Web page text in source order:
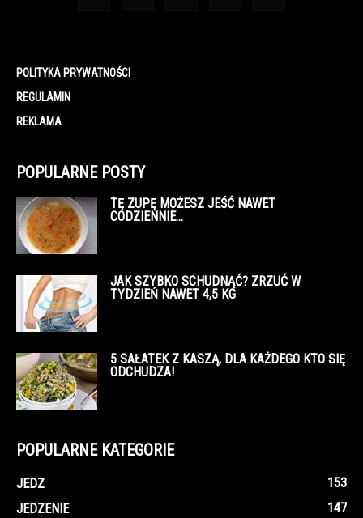
POLITYKA PRYWATNOŚCI
REGULAMIN
REKLAMA
POPULARNE POSTY
TĘ ZUPĘ MOŻESZ JEŚĆ NAWET
CODZIENNIE…
JAK SZYBKO SCHUDNĄĆ? ZRZUĆ W
TYDZIEŃ NAWET 4,5 KG
5 SAŁATEK Z KASZĄ, DLA KAŻDEGO KTO SIĘ
ODCHUDZA!
POPULARNE KATEGORIE
JEDZ
153
JEDZENIE
147